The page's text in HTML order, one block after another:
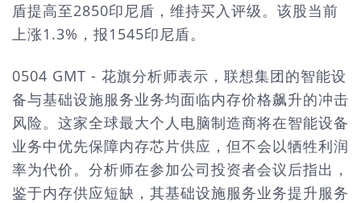
盾提高至2850印尼盾，维持买入评级。该股当前
上涨1.3%，报1545印尼盾。
0504 GMT - 花旗分析师表示，联想集团的智能设
备与基础设施服务业务均面临内存价格飙升的冲击
风险。这家全球最大个人电脑制造商将在智能设备
业务中优先保障内存芯片供应，但不会以牺牲利润
率为代价。分析师在参加公司投资者会议后指出，
鉴于内存供应短缺，其基础设施服务业务提升服务